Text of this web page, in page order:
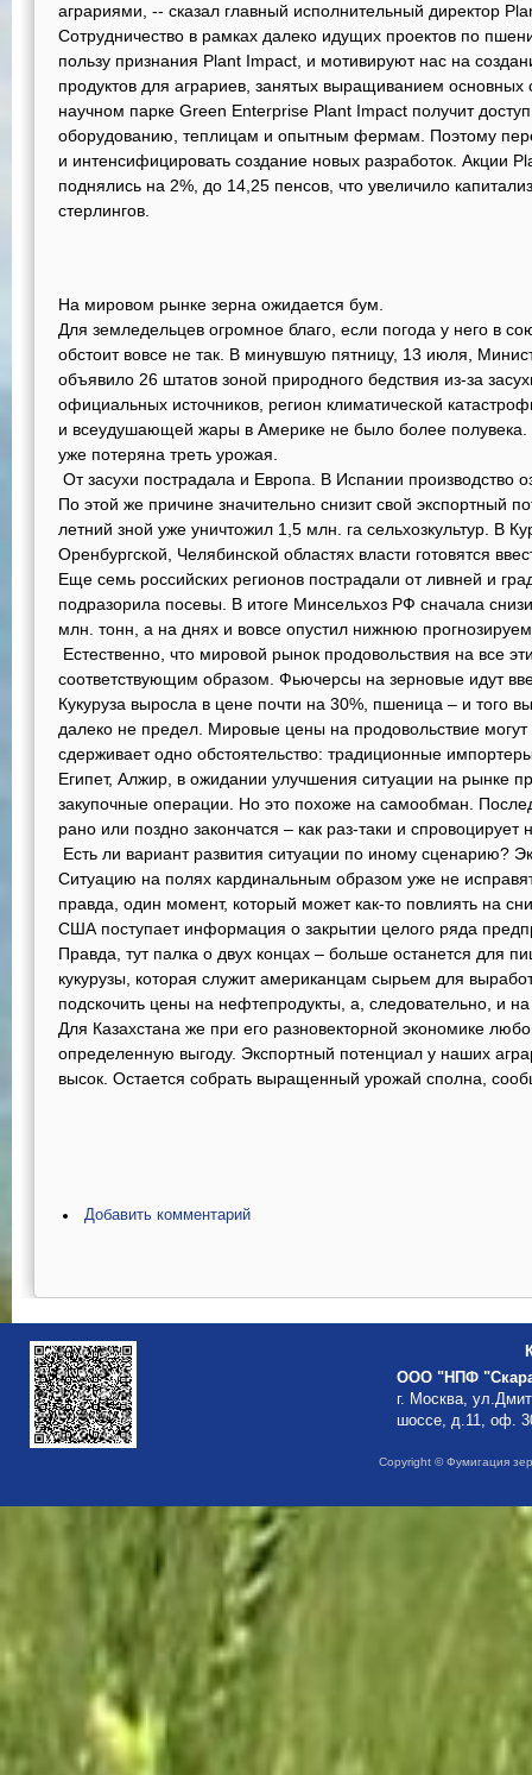
аграриями, -- сказал главный исполнительный директор
Сотрудничество в рамках далеко идущих проектов по
пользу признания Plant Impact, и мотивируют нас на
продуктов для аграриев, занятых выращиванием основных
научном парке Green Enterprise Plant Impact получит
оборудованию, теплицам и опытным фермам. Поэтому
и интенсифицировать создание новых разработок. Акции
поднялись на 2%, до 14,25 пенсов, что увеличило
стерлингов.
На мировом рынке зерна ожидается бум.
Для земледельцев огромное благо, если погода у него в
обстоит вовсе не так. В минувшую пятницу, 13 июля,
объявило 26 штатов зоной природного бедствия из-за
официальных источников, регион климатической
и всеудушающей жары в Америке не было более
уже потеряна треть урожая.
От засухи пострадала и Европа. В Испании производство
По этой же причине значительно снизит свой экспортный
летний зной уже уничтожил 1,5 млн. га сельхозкультур. В
Оренбургской, Челябинской областях власти готовятся
Еще семь российских регионов пострадали от ливней и
подразорила посевы. В итоге Минсельхоз РФ сначала
млн. тонн, а на днях и вовсе опустил нижнюю
Естественно, что мировой рынок продовольствия на все
соответствующим образом. Фьючерсы на зерновые идут
Кукуруза выросла в цене почти на 30%, пшеница – и того
далеко не предел. Мировые цены на продовольствие могут
сдерживает одно обстоятельство: традиционные
Египет, Алжир, в ожидании улучшения ситуации на рынке
закупочные операции. Но это похоже на самообман.
рано или поздно закончатся – как раз-таки и спровоцирует
Есть ли вариант развития ситуации по иному сценарию?
Ситуацию на полях кардинальным образом уже не
правда, один момент, который может как-то повлиять на
США поступает информация о закрытии целого ряда
Правда, тут палка о двух концах – больше останется для
кукурузы, которая служит американцам сырьем для
подскочить цены на нефтепродукты, а, следовательно, и
Для Казахстана же при его разновекторной экономике
определенную выгоду. Экспортный потенциал у наших
высок. Остается собрать выращенный урожай сполна,
Добавить комментарий
ООО "НПФ
г. Москва,
шоссе, д.11, оф.
Copyright © Фумигация